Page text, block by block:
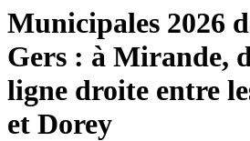
Municipales 2026
Gers : à Mirande,
ligne droite entre
et Dorey